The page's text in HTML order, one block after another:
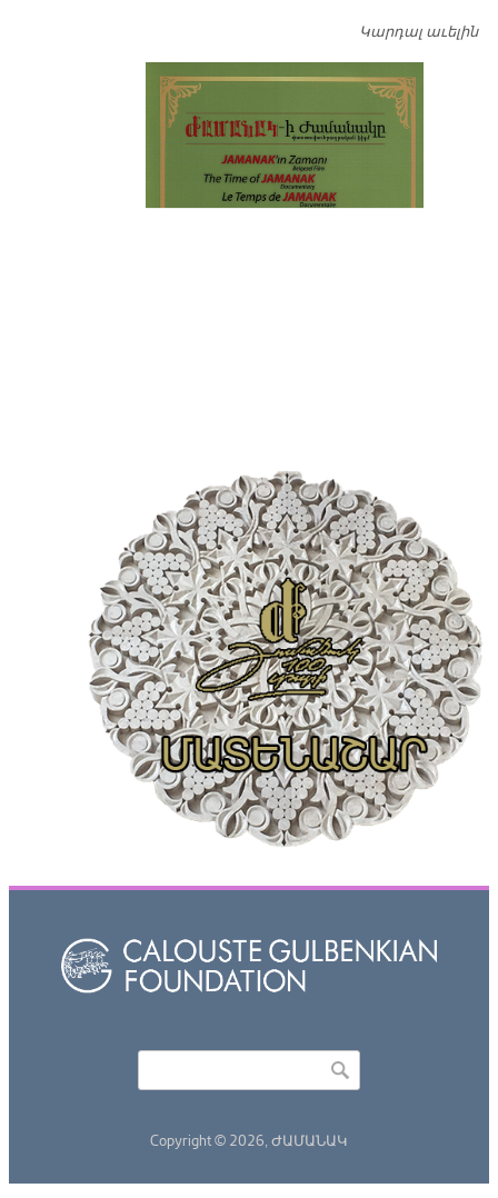
Կարդալ աւելին
Copyright © 2026, ԺԱՄԱՆԱԿ